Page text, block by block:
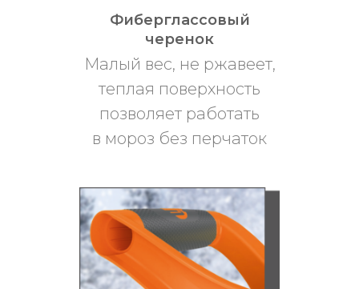
Фиберглассовый
черенок
Малый вес, не ржавеет,
теплая поверхность
позволяет работать
в мороз без перчаток